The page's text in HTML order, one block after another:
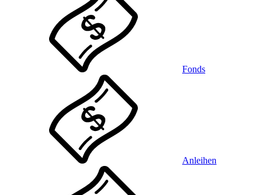
Fonds
Anleihen